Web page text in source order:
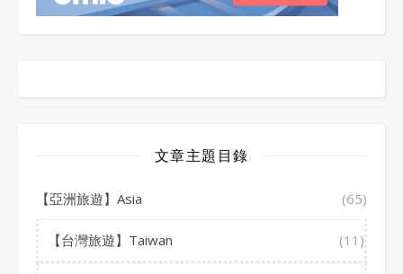
文章主題目錄
【亞洲旅遊】Asia (65)
【台灣旅遊】Taiwan (11)